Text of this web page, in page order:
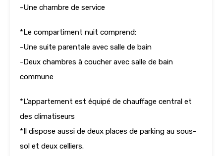
-Une chambre de service
*Le compartiment nuit comprend:
-Une suite parentale avec salle de bain
-Deux chambres à coucher avec salle de bain
commune
*L’appartement est équipé de chauffage central et
des climatiseurs
*Il dispose aussi de deux places de parking au sous-
sol et deux celliers.